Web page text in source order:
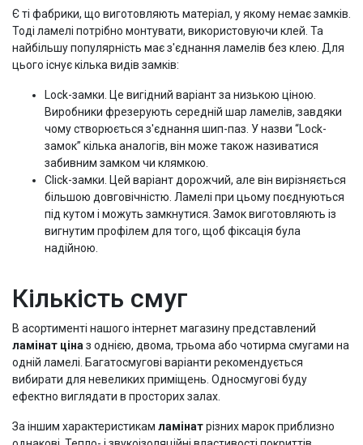
Є ті фабрики, що виготовляють матеріал, у якому немає замків.
Тоді ламелі потрібно монтувати, використовуючи клей. Та
найбільшу популярність має з'єднання ламелів без клею. Для
цього існує кілька видів замків:
Lock-замки. Це вигідний варіант за низькою ціною.
Виробники фрезерують середній шар ламелів, завдяки
чому створюється з'єднання шип-паз. У назви “Lock-
замок” кілька аналогів, він може також називатися
забивним замком чи клямкою.
Click-замки. Цей варіант дорожчий, але він вирізняється
більшою довговічністю. Ламелі при цьому поєднуються
під кутом і можуть замкнутися. Замок виготовляють із
вигнутим профілем для того, щоб фіксація була
надійною.
Кількість смуг
В асортименті нашого інтернет магазину представлений
ламінат ціна з однією, двома, трьома або чотирма смугами на
одній ламелі. Багатосмугові варіанти рекомендується
вибирати для невеликих приміщень. Односмугові буду
ефектно виглядати в просторих залах.
За іншим характеристикам ламінатрізних марок приблизно